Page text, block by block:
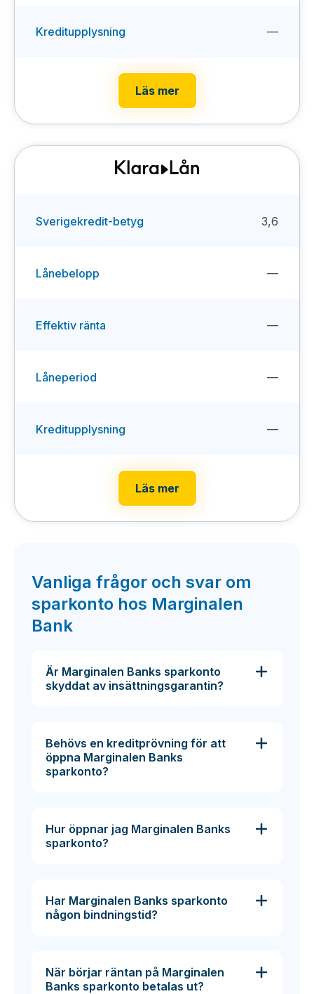
Kreditupplysning —
Läs mer
Sverigekredit-betyg 3,6
Lånebelopp —
Effektiv ränta —
Låneperiod —
Kreditupplysning —
Läs mer
Vanliga frågor och svar om
sparkonto hos Marginalen
Bank
Är Marginalen Banks sparkonto
skyddat av insättningsgarantin?
Behövs en kreditprövning för att
öppna Marginalen Banks
sparkonto?
Hur öppnar jag Marginalen Banks
sparkonto?
Har Marginalen Banks sparkonto
någon bindningstid?
När börjar räntan på Marginalen
Banks sparkonto betalas ut?